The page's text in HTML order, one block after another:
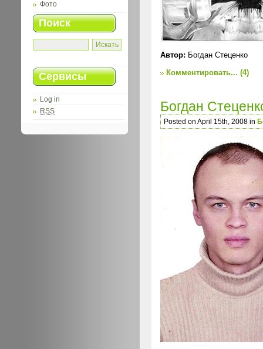
Фото
Поиск
Сервисы
Log in
RSS
Автор: Богдан Стеценко
Комментировать... (4)
Богдан
Posted on April 15th, 2008 in